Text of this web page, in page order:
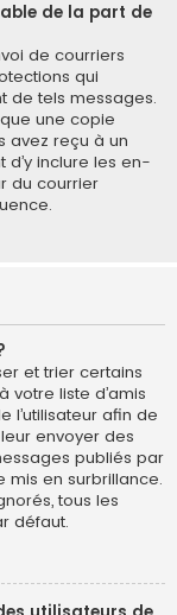
de la part de
de courriers
qui
de tels messages.
une copie
avez reçu à un
inclure les en-
du courrier
et trier certains
votre liste d’amis
l’utilisateur afin de
envoyer des
publiés par
mis en surbrillance.
tous les
défaut.